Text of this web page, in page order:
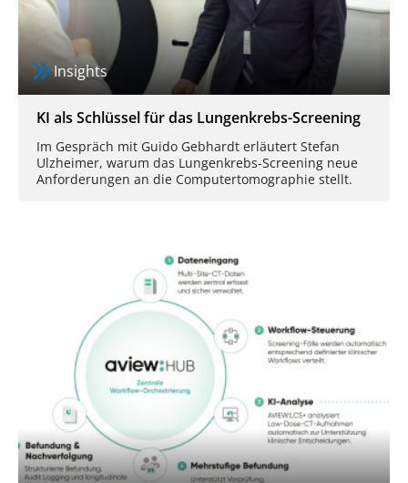
Insights
KI als Schlüssel für das Lungenkrebs-Screening
Im Gespräch mit Guido Gebhardt erläutert Stefan
Ulzheimer, warum das Lungenkrebs-Screening neue
Anforderungen an die Computertomographie stellt.